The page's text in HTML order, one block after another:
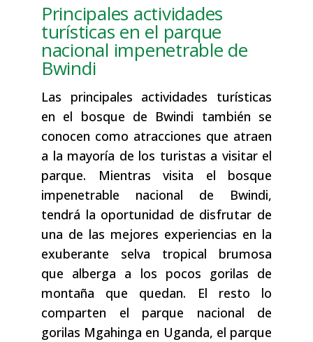
Principales actividades
turísticas en el parque
nacional impenetrable de
Bwindi
Las principales actividades turísticas
en el bosque de Bwindi también se
conocen como atracciones que atraen
a la mayoría de los turistas a visitar el
parque. Mientras visita el bosque
impenetrable nacional de Bwindi,
tendrá la oportunidad de disfrutar de
una de las mejores experiencias en la
exuberante selva tropical brumosa
que alberga a los pocos gorilas de
montaña que quedan. El resto lo
comparten el parque nacional de
gorilas Mgahinga en Uganda, el parque